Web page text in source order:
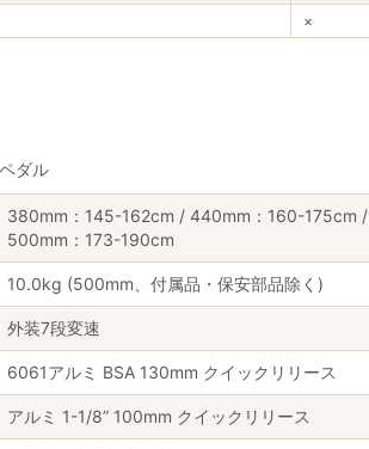
×
ダル
380mm：145-162cm / 440mm：160-175cm /
500mm：173-190cm
10.0kg (500mm、付属品・保安部品除く)
外装7段変速
6061アルミ BSA 130mm クイックリリース
アルミ 1-1/8” 100mm クイックリリース